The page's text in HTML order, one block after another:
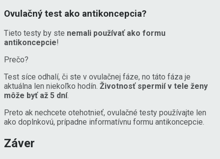
Ovulačný test ako antikoncepcia?
Tieto testy by ste nemali používať ako formu
antikoncepcie!
Prečo?
Test síce odhalí, či ste v ovulačnej fáze, no táto fáza je
aktuálna len niekoľko hodín. Životnosť spermií v tele ženy
môže byť až 5 dní.
Preto ak nechcete otehotnieť, ovulačné testy používajte len
ako doplnkovú, prípadne informatívnu formu antikoncepcie.
Záver